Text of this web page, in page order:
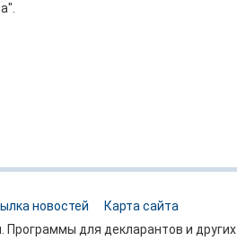
новостей
Карта сайта
для декларантов и других